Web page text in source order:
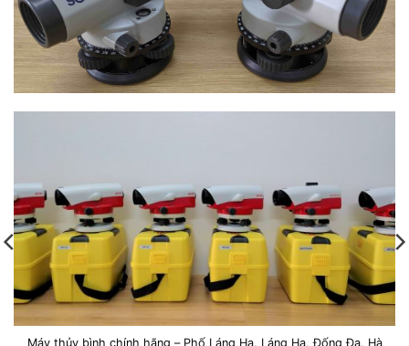
Máy thủy bình chính hãng – Phố Láng Hạ, Láng Hạ, Đống Đa, Hà